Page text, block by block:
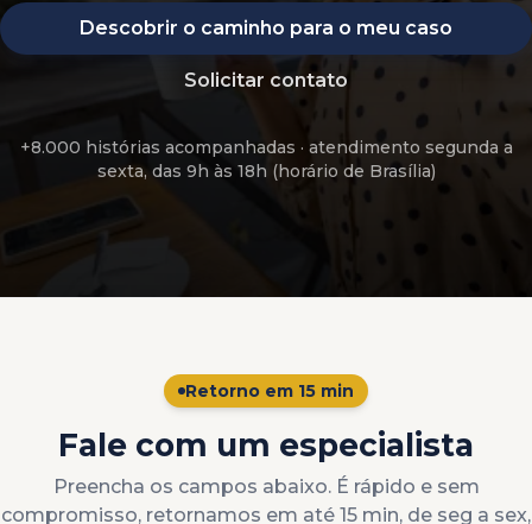
Descobrir o caminho para o meu caso
Solicitar contato
+8.000 histórias acompanhadas · atendimento segunda a
sexta, das 9h às 18h (horário de Brasília)
Retorno em 15 min
Fale com um especialista
Preencha os campos abaixo. É rápido e sem
compromisso, retornamos em até 15 min, de seg a sex,